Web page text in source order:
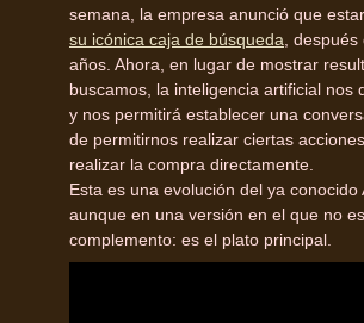
semana, la empresa anunció que
su icónica caja de búsqueda ,
años. Ahora, en lugar de mostrar
buscamos, la inteligencia artificial nos
y nos permitirá establecer una
de permitirnos realizar ciertas
realizar la compra directamente.
Esta es una evolución del ya conocido
aunque en una versión en el que no
complemento: es el plato principal.